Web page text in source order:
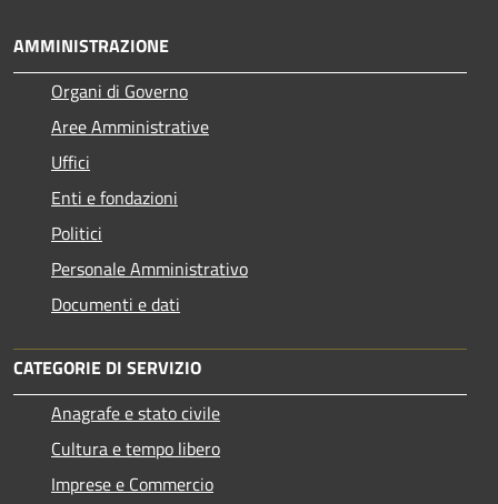
AMMINISTRAZIONE
Organi di Governo
Aree Amministrative
Uffici
Enti e fondazioni
Politici
Personale Amministrativo
Documenti e dati
CATEGORIE DI SERVIZIO
Anagrafe e stato civile
Cultura e tempo libero
Imprese e Commercio